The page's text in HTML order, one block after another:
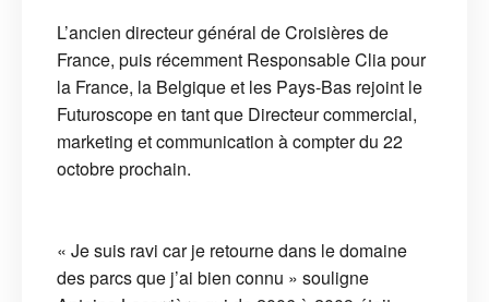
L’ancien directeur général de Croisières de
France, puis récemment Responsable Clia pour
la France, la Belgique et les Pays-Bas rejoint le
Futuroscope en tant que Directeur commercial,
marketing et communication à compter du 22
octobre prochain.
« Je suis ravi car je retourne dans le domaine
des parcs que j’ai bien connu » souligne